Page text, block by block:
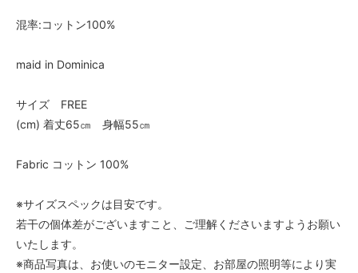
混率:コットン100%
maid in Dominica
サイズ FREE
(cm) 着丈65㎝ 身幅55㎝
Fabric コットン 100%
※サイズスペックは目安です。
若干の個体差がございますこと、ご理解くださいますようお願い
いたします。
※商品写真は、お使いのモニター設定、お部屋の照明等により実